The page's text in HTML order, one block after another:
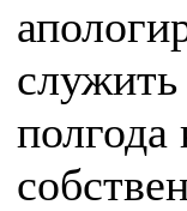
полгода